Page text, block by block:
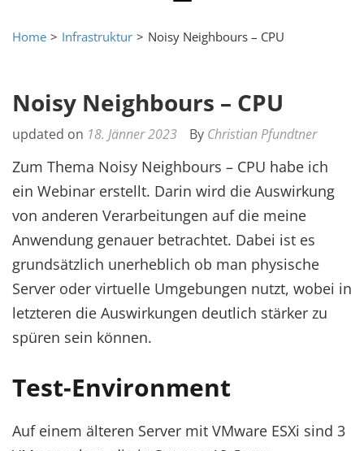
Home > Infrastruktur > Noisy Neighbours – CPU
Noisy Neighbours – CPU
updated on 18. Jänner 2023 By Christian Pfundtner
Zum Thema Noisy Neighbours – CPU habe ich
ein Webinar erstellt. Darin wird die Auswirkung
von anderen Verarbeitungen auf die meine
Anwendung genauer betrachtet. Dabei ist es
grundsätzlich unerheblich ob man physische
Server oder virtuelle Umgebungen nutzt, wobei in
letzteren die Auswirkungen deutlich stärker zu
spüren sein können.
Test-Environment
Auf einem älteren Server mit VMware ESXi sind 3